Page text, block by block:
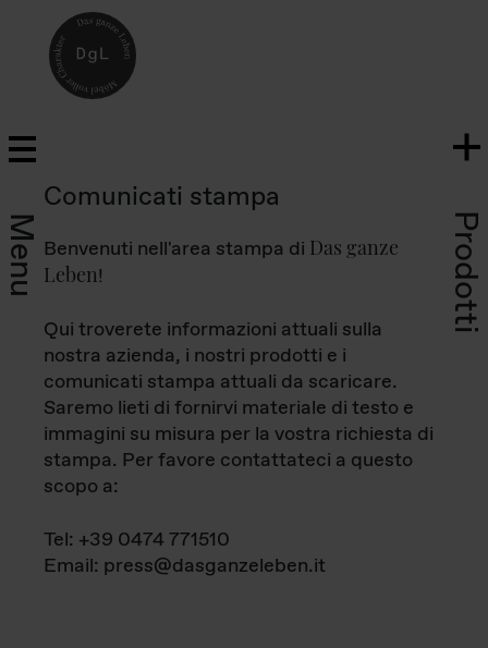
Menu Prodotti
Comunicati stampa
Benvenuti nell'area stampa di Das ganze
Leben!
Qui troverete informazioni attuali sulla
nostra azienda, i nostri prodotti e i
comunicati stampa attuali da scaricare.
Saremo lieti di fornirvi materiale di testo e
immagini su misura per la vostra richiesta di
stampa. Per favore contattateci a questo
scopo a:
Tel: +39 0474 771510
Email: press@dasganzeleben.it